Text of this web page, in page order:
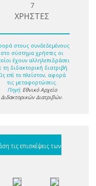
7
ΧΡΗΣΤΕΣ
στους συνδεδεμένους
στο σύστημα χρήστες οι
έχουν αλληλεπιδράσει
τη διδακτορική διατριβή.
επί το πλείστον, αφορά
τις μεταφορτώσεις.
Πηγή: Εθνικό Αρχείο
Διδακτορικών Διατριβών.
τις επισκέψεις των